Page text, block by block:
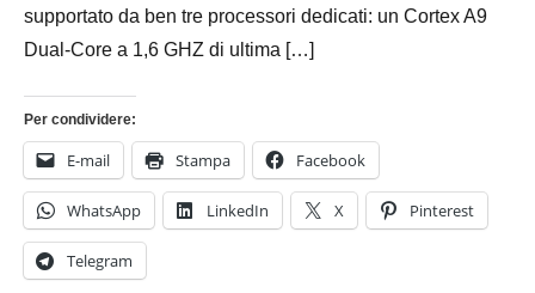
supportato da ben tre processori dedicati: un Cortex A9
Dual-Core a 1,6 GHZ di ultima […]
Per condividere:
E-mail Stampa Facebook
WhatsApp LinkedIn X Pinterest
Telegram